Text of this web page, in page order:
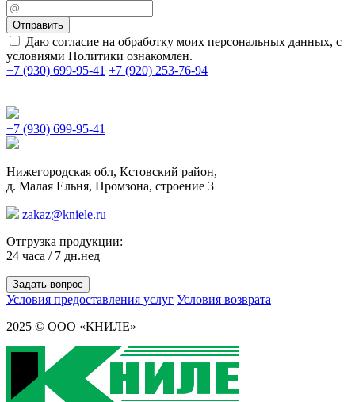
Отправить
Даю согласие на обработку моих персональных данных, с
условиями Политики ознакомлен.
+7 (930) 699-95-41 +7 (920) 253-76-94
+7 (930) 699-95-41
Нижегородская обл, Кстовский район,
д. Малая Ельня, Промзона, строение 3
zakaz@kniele.ru
Отгрузка продукции:
24 часа / 7 дн.нед
Задать вопрос
Условия предоставления услуг Условия возврата
2025 © ООО «КНИЛЕ»